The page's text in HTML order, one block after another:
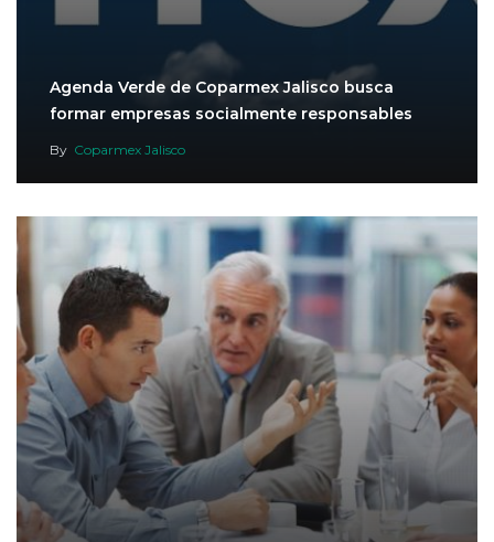
Agenda Verde de Coparmex Jalisco busca
formar empresas socialmente responsables
By Coparmex Jalisco